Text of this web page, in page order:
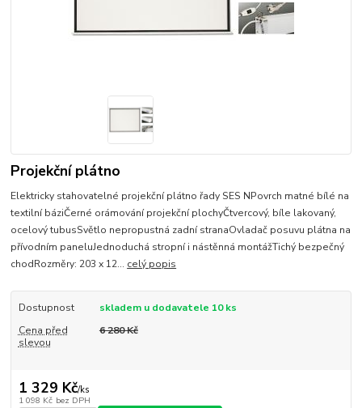
Projekční plátno
Elektricky stahovatelné projekční plátno řady SES NPovrch matné bílé na
textilní báziČerné orámování projekční plochyČtvercový, bíle lakovaný,
ocelový tubusSvětlo nepropustná zadní stranaOvladač posuvu plátna na
přívodním paneluJednoduchá stropní i nástěnná montážTichý bezpečný
chodRozměry: 203 x 12... celý popis
Dostupnost
skladem u dodavatele 10 ks
Cena před
slevou
6 280 Kč
1 329 Kč/ks
1 098 Kč bez DPH